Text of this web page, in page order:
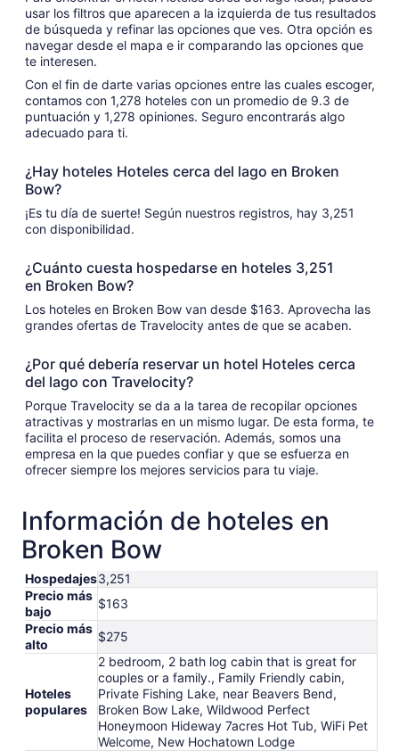
usar los filtros que aparecen a la izquierda de tus resultados
de búsqueda y refinar las opciones que ves. Otra opción es
navegar desde el mapa e ir comparando las opciones que
te interesen.
Con el fin de darte varias opciones entre las cuales escoger,
contamos con 1,278 hoteles con un promedio de 9.3 de
puntuación y 1,278 opiniones. Seguro encontrarás algo
adecuado para ti.
¿Hay hoteles Hoteles cerca del lago en Broken
Bow?
¡Es tu día de suerte! Según nuestros registros, hay 3,251
con disponibilidad.
¿Cuánto cuesta hospedarse en hoteles 3,251
en Broken Bow?
Los hoteles en Broken Bow van desde $163. Aprovecha las
grandes ofertas de Travelocity antes de que se acaben.
¿Por qué debería reservar un hotel Hoteles cerca
del lago con Travelocity?
Porque Travelocity se da a la tarea de recopilar opciones
atractivas y mostrarlas en un mismo lugar. De esta forma, te
facilita el proceso de reservación. Además, somos una
empresa en la que puedes confiar y que se esfuerza en
ofrecer siempre los mejores servicios para tu viaje.
Información de hoteles en
Broken Bow
Hospedajes3,251
Precio más
bajo
$163
Precio más
alto
$275
Hoteles
populares
2 bedroom, 2 bath log cabin that is great for
couples or a family., Family Friendly cabin,
Private Fishing Lake, near Beavers Bend,
Broken Bow Lake, Wildwood Perfect
Honeymoon Hideway 7acres Hot Tub, WiFi Pet
Welcome, New Hochatown Lodge